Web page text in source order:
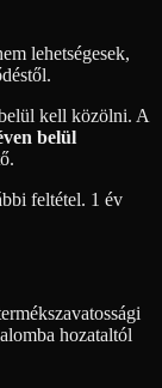
lehetségesek,
kell közölni. A
belül
feltétel. 1 év
hozataltól